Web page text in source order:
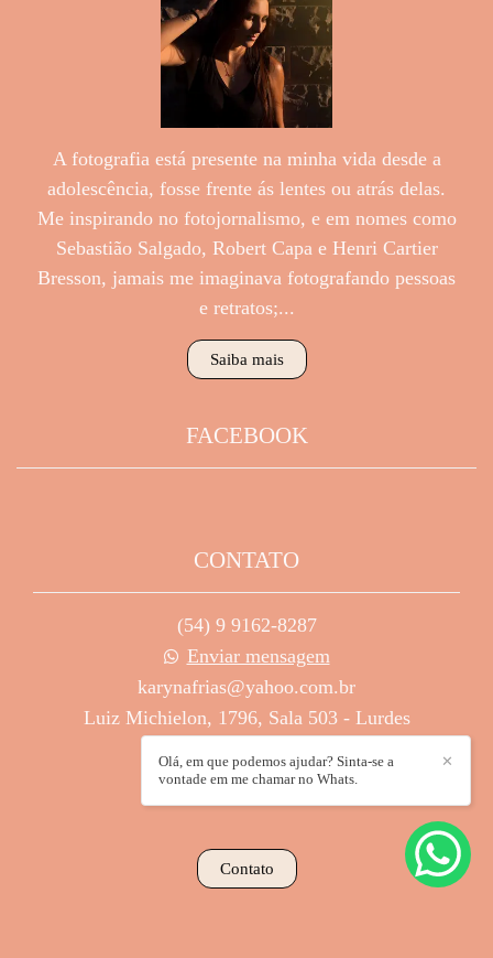
A fotografia está presente na minha vida desde a
adolescência, fosse frente ás lentes ou atrás delas.
Me inspirando no fotojornalismo, e em nomes como
Sebastião Salgado, Robert Capa e Henri Cartier
Bresson, jamais me imaginava fotografando pessoas
e retratos;...
Saiba mais
FACEBOOK
CONTATO
(54) 9 9162-8287
Enviar mensagem
karynafrias@yahoo.com.br
Luiz Michielon, 1796, Sala 503 - Lurdes
Contato
✕
Olá, em que podemos ajudar? Sinta-se a
vontade em me chamar no Whats.